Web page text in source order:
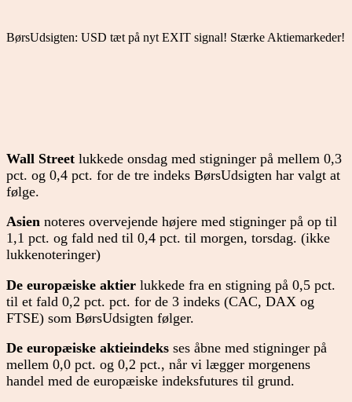
BørsUdsigten: USD tæt på nyt EXIT signal! Stærke Aktiemarkeder!
Wall Street lukkede onsdag med stigninger på mellem 0,3
pct. og 0,4 pct. for de tre indeks BørsUdsigten har valgt at
følge.
Asien noteres overvejende højere med stigninger på op til
1,1 pct. og fald ned til 0,4 pct. til morgen, torsdag. (ikke
lukkenoteringer)
De europæiske aktier lukkede fra en stigning på 0,5 pct.
til et fald 0,2 pct. pct. for de 3 indeks (CAC, DAX og
FTSE) som BørsUdsigten følger.
De europæiske aktieindeks ses åbne med stigninger på
mellem 0,0 pct. og 0,2 pct., når vi lægger morgenens
handel med de europæiske indeksfutures til grund.